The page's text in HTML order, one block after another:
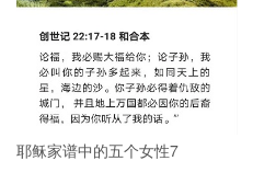
耶稣家谱中的五个女性7